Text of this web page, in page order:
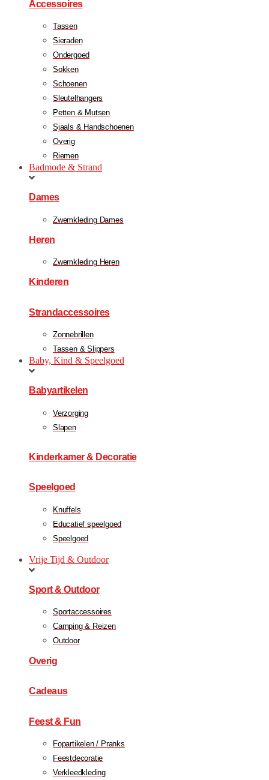
Accessoires
Tassen
Sieraden
Ondergoed
Sokken
Schoenen
Sleutelhangers
Petten & Mutsen
Sjaals & Handschoenen
Overig
Riemen
Badmode & Strand
Dames
Zwemkleding Dames
Heren
Zwemkleding Heren
Kinderen
Strandaccessoires
Zonnebrillen
Tassen & Slippers
Baby, Kind & Speelgoed
Babyartikelen
Verzorging
Slapen
Kinderkamer & Decoratie
Speelgoed
Knuffels
Educatief speelgoed
Speelgoed
Vrije Tijd & Outdoor
Sport & Outdoor
Sportaccessoires
Camping & Reizen
Outdoor
Overig
Cadeaus
Feest & Fun
Fopartikelen / Pranks
Feestdecoratie
Verkleedkleding